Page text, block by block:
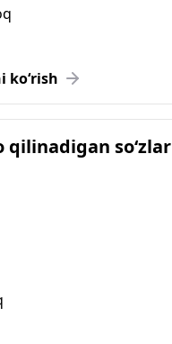
ko‘rish
qilinadigan so‘zlar